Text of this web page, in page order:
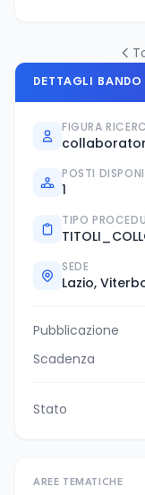
DETTAGLI BANDO
FIGURA
POSTI
1
TIPO
SEDE
Lazio,
Pubblicazione
Scadenza
Stato
AREE TEMATICHE